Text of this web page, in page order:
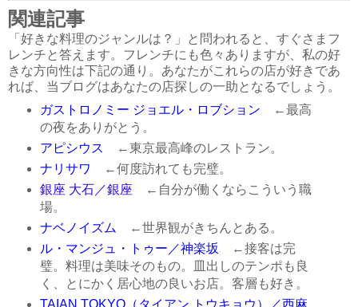
関連記事
「好きな料理のジャンルは？」と問われると、すぐさまフ
レンチと答えます。フレンチにも色々ありますが、私の好
きな方向性は下記の通り。あなたがこれらの店が好きであ
れば、当ブログはあなたの店探しの一助となるでしょう。
ガストロノミー ジョエル・ロブション ←最高
の夜をありがとう。
アピシウス ←東京最高峰のレストラン。
ナリサワ ←何度訪れても完璧。
銀座 大石／銀座 ←自分が働くならこういう職
場。
ナベノイズム ←世界観がきちんとある。
ル・マンジュ・トゥー／神楽坂 ←接客は完
璧。料理は美味そのもの。皿出しのテンポも良
く、とにかく居心地の良いお店。客層も好き。
TAIAN TOKYO（タイアン トウキョウ）／西麻